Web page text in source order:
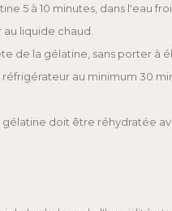
5 à 10 minutes, dans l'eau
liquide chaud.
de la gélatine, sans porter à
au minimum 30
doit être réhydratée